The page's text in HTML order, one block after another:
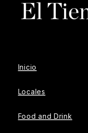
Inicio
Locales
Food and Drink